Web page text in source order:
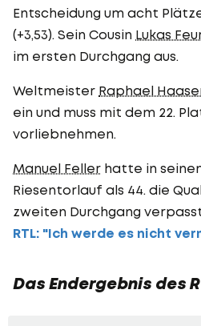
Entscheidung um acht
(+3,53). Sein Cousin Lukas
im ersten Durchgang aus.
Weltmeister Raphael
ein und muss mit dem 22.
vorliebnehmen.
Manuel Feller hatte in
Riesentorlauf als 44. die
zweiten Durchgang
RTL: "Ich werde es nicht
Das Endergebnis des